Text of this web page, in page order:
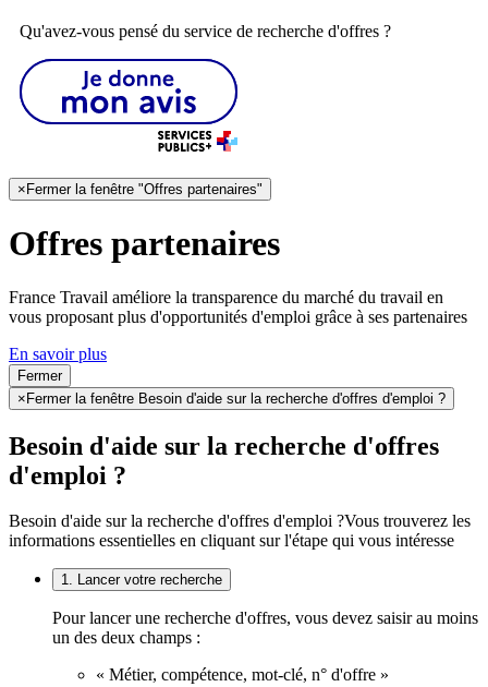
Qu'avez-vous pensé du service de recherche d'offres ?
× Fermer la fenêtre "Offres partenaires"
Offres partenaires
France Travail améliore la transparence du marché du travail en
vous proposant plus d'opportunités d'emploi grâce à ses partenaires
En savoir plus
Fermer
×Fermer la fenêtre Besoin d'aide sur la recherche d'offres d'emploi ?
Besoin d'aide sur la recherche d'offres
d'emploi ?
Besoin d'aide sur la recherche d'offres d'emploi ?Vous trouverez les
informations essentielles en cliquant sur l'étape qui vous intéresse
1. Lancer votre recherche
Pour lancer une recherche d'offres, vous devez saisir au moins
un des deux champs :
« Métier, compétence, mot-clé, n° d'offre »